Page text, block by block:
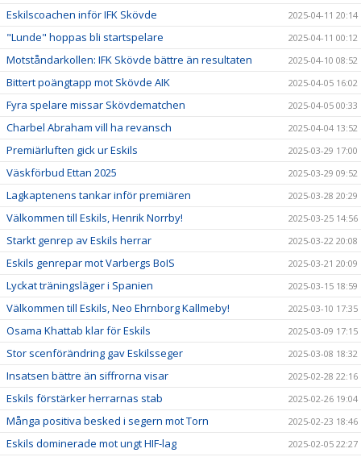
Eskilscoachen inför IFK Skövde 2025-04-11 20:14
"Lunde" hoppas bli startspelare 2025-04-11 00:12
Motståndarkollen: IFK Skövde bättre än resultaten 2025-04-10 08:52
Bittert poängtapp mot Skövde AIK 2025-04-05 16:02
Fyra spelare missar Skövdematchen 2025-04-05 00:33
Charbel Abraham vill ha revansch 2025-04-04 13:52
Premiärluften gick ur Eskils 2025-03-29 17:00
Väskförbud Ettan 2025 2025-03-29 09:52
Lagkaptenens tankar inför premiären 2025-03-28 20:29
Välkommen till Eskils, Henrik Norrby! 2025-03-25 14:56
Starkt genrep av Eskils herrar 2025-03-22 20:08
Eskils genrepar mot Varbergs BoIS 2025-03-21 20:09
Lyckat träningsläger i Spanien 2025-03-15 18:59
Välkommen till Eskils, Neo Ehrnborg Kallmeby! 2025-03-10 17:35
Osama Khattab klar för Eskils 2025-03-09 17:15
Stor scenförändring gav Eskilsseger 2025-03-08 18:32
Insatsen bättre än siffrorna visar 2025-02-28 22:16
Eskils förstärker herrarnas stab 2025-02-26 19:04
Många positiva besked i segern mot Torn 2025-02-23 18:46
Eskils dominerade mot ungt HIF-lag 2025-02-05 22:27